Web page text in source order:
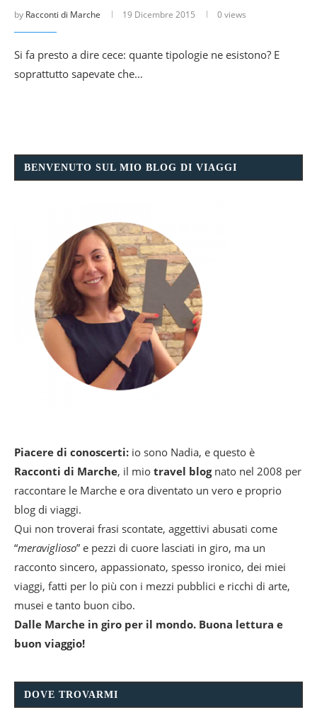
by Racconti di Marche 19 Dicembre 2015 0 views
Si fa presto a dire cece: quante tipologie ne esistono? E
soprattutto sapevate che…
BENVENUTO SUL MIO BLOG DI VIAGGI
Piacere di conoscerti: io sono Nadia, e questo è
Racconti di Marche, il mio travel blognato nel 2008 per
raccontare le Marche e ora diventato un vero e proprio
blog di viaggi.
Qui non troverai frasi scontate, aggettivi abusati come
“meraviglioso” e pezzi di cuore lasciati in giro, ma un
racconto sincero, appassionato, spesso ironico, dei miei
viaggi, fatti per lo più con i mezzi pubblici e ricchi di arte,
musei e tanto buon cibo.
Dalle Marche in giro per il mondo. Buona lettura e
buon viaggio!
DOVE TROVARMI